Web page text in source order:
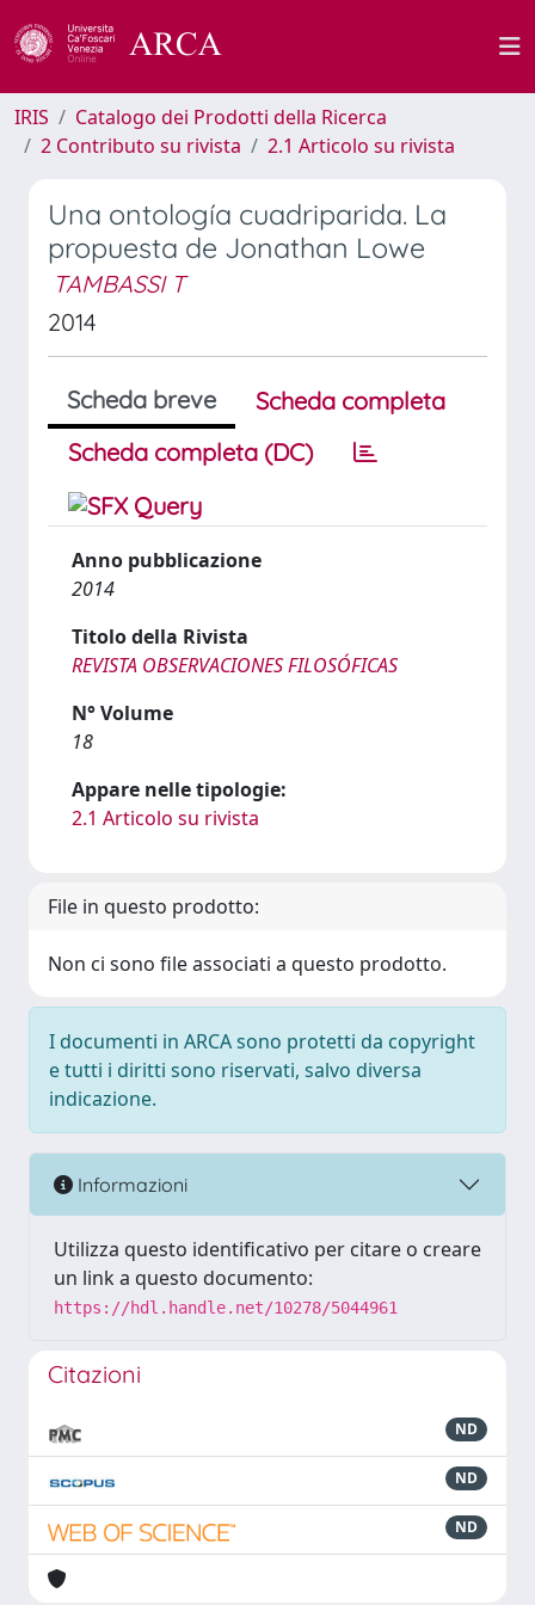
IRIS
Catalogo dei Prodotti della Ricerca
2 Contributo su rivista
2.1 Articolo su rivista
Una ontología cuadriparida. La
propuesta de Jonathan Lowe
TAMBASSI T
2014
Scheda breve
Scheda completa
Scheda completa (DC)
Anno pubblicazione
2014
Titolo della Rivista
REVISTA OBSERVACIONES FILOSÓFICAS
N° Volume
18
Appare nelle tipologie:
2.1 Articolo su rivista
File in questo prodotto:
Non ci sono file associati a questo prodotto.
I documenti in ARCA sono protetti da copyright
e tutti i diritti sono riservati, salvo diversa
indicazione.
Informazioni
Utilizza questo identificativo per citare o creare
un link a questo documento:
https://hdl.handle.net/10278/5044961
Citazioni
ND
ND
ND